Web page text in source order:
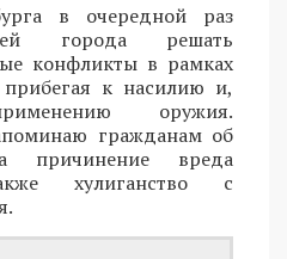
в очередной раз
города решать
конфликты в рамках
к насилию и,
оружия.
гражданам об
причинение вреда
хулиганство с